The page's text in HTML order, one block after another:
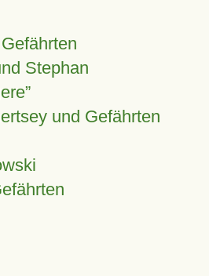
Stephan
und Gefährten